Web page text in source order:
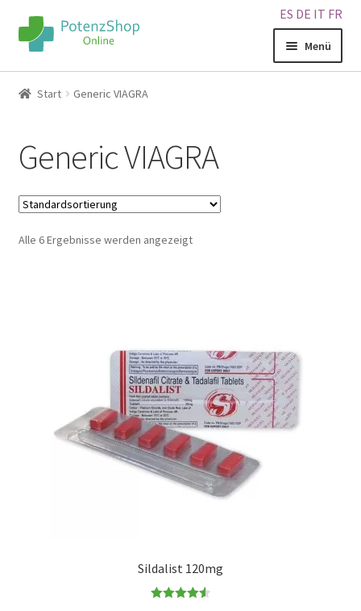
ES DE IT FR
Menü
Home
Über uns
Blog
Start Generic VIAGRA
Generic VIAGRA
Alle 6 Ergebnisse werden angezeigt
Sildalist 120mg